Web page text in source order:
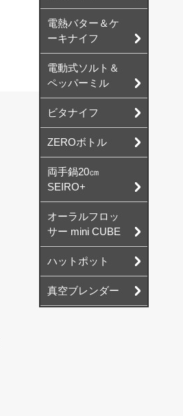
電熱バター＆ケ
ーキナイフ
電動式ソルト＆
ペッパーミル
ビタナイフ
ZEROボトル
両手鍋20㎝
SEIRO+
オーラルフロッ
サー mini CUBE
ハットポット
真空ブレンダー